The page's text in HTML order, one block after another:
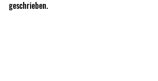
geschrieben.